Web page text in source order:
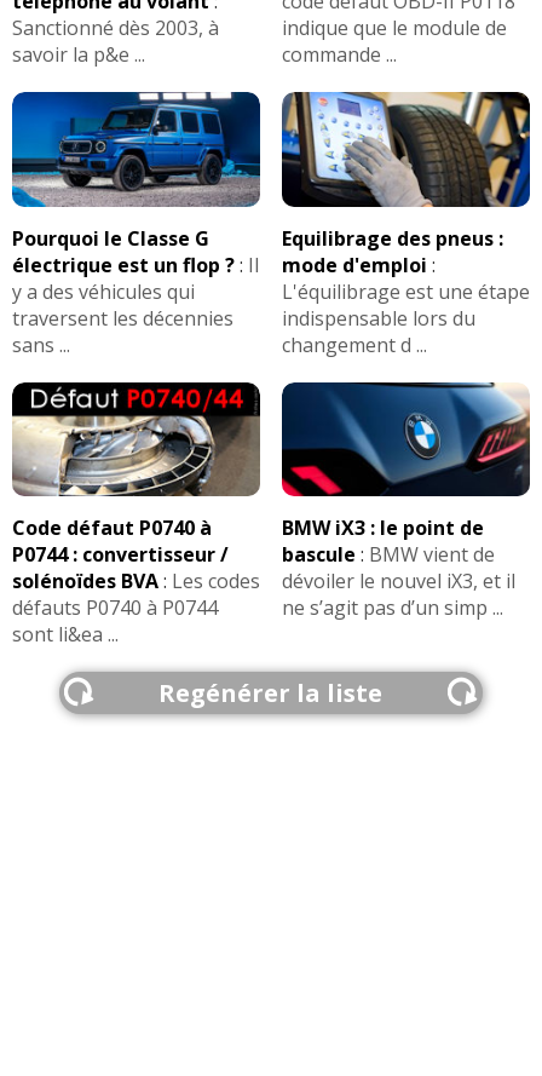
Sanctionné dès 2003, à
savoir la p&e ...
indique que le module de
commande ...
Pourquoi le Classe G
électrique est un flop ?: Il
y a des véhicules qui
traversent les décennies
sans ...
Equilibrage des pneus :
mode d'emploi :
L'équilibrage est une étape
indispensable lors du
changement d ...
Code défaut P0740 à
P0744 : convertisseur /
solénoïdes BVA: Les codes
défauts P0740 à P0744
sont li&ea ...
BMW iX3 : le point de
bascule : BMW vient de
dévoiler le nouvel iX3, et il
ne s’agit pas d’un simp ...
Regénérer la liste